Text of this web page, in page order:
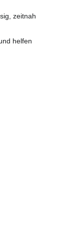
zeitnah
helfen